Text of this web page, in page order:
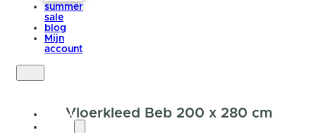
summer
sale
blog
Mijn
account
nieuwVloerkleed Beb 200 x 280 cm